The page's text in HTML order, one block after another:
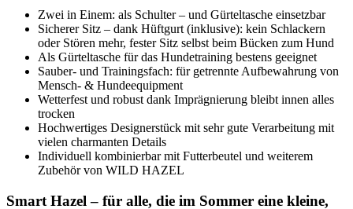
Zwei in Einem: als Schulter – und Gürteltasche einsetzbar
Sicherer Sitz – dank Hüftgurt (inklusive): kein Schlackern
oder Stören mehr, fester Sitz selbst beim Bücken zum Hund
Als Gürteltasche für das Hundetraining bestens geeignet
Sauber- und Trainingsfach: für getrennte Aufbewahrung von
Mensch- & Hundeequipment
Wetterfest und robust dank Imprägnierung bleibt innen alles
trocken
Hochwertiges Designerstück mit sehr gute Verarbeitung mit
vielen charmanten Details
Individuell kombinierbar mit Futterbeutel und weiterem
Zubehör von WILD HAZEL
Smart Hazel – für alle, die im Sommer eine kleine,